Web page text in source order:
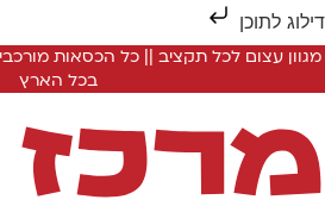
לתוכן
מגוון עצום לכל תקציב || כל הכסאות
בכל הארץ